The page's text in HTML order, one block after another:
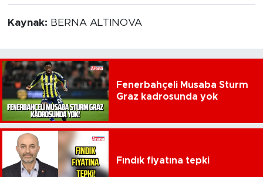
Kaynak: BERNA ALTINOVA
Fenerbahçeli Musaba Sturm
Graz kadrosunda yok
Fındık fiyatına tepki